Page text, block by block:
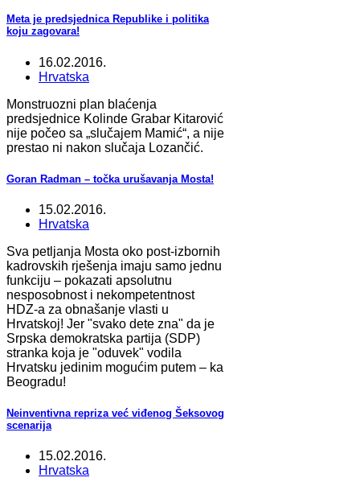
Meta je predsjednica Republike i politika
koju zagovara!
16.02.2016.
Hrvatska
Monstruozni plan blaćenja
predsjednice Kolinde Grabar Kitarović
nije počeo sa „slučajem Mamić“, a nije
prestao ni nakon slučaja Lozančić.
Goran Radman – točka urušavanja Mosta!
15.02.2016.
Hrvatska
Sva petljanja Mosta oko post-izbornih
kadrovskih rješenja imaju samo jednu
funkciju – pokazati apsolutnu
nesposobnost i nekompetentnost
HDZ-a za obnašanje vlasti u
Hrvatskoj! Jer "svako dete zna" da je
Srpska demokratska partija (SDP)
stranka koja je "oduvek" vodila
Hrvatsku jedinim mogućim putem – ka
Beogradu!
Neinventivna repriza već viđenog Šeksovog
scenarija
15.02.2016.
Hrvatska